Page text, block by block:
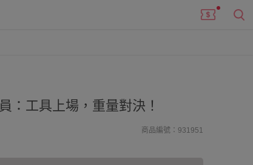
：工具上場，重量對決！
商品編號：931951